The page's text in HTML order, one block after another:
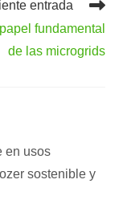
entrada
fundamental
de las microgrids
en usos
sostenible y